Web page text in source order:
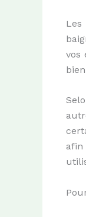
Les
vos